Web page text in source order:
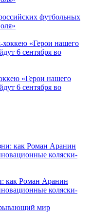
футбольных
«Герои нашего
6 сентября во
как Роман Аранин
коляски-